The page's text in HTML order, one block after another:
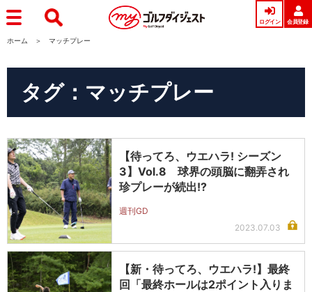
ログイン 会員登録
ホーム マッチプレー
タグ：マッチプレー
【待ってろ、ウエハラ! シーズン
3】Vol.8 球界の頭脳に翻弄され
珍プレーが続出!?
週刊GD
2023.07.03
【新・待ってろ、ウエハラ!】最終
回「最終ホールは2ポイント入りま